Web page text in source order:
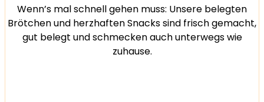
Wenn’s mal schnell gehen muss: Unsere belegten
Brötchen und herzhaften Snacks sind frisch gemacht,
gut belegt und schmecken auch unterwegs wie
zuhause.